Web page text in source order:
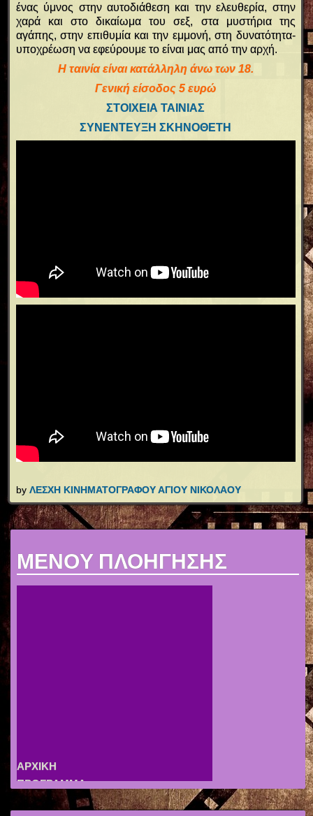
ένας ύμνος στην αυτοδιάθεση και την ελευθερία, στην
χαρά και στο δικαίωμα του σεξ, στα μυστήρια της
αγάπης, στην επιθυμία και την εμμονή, στη δυνατότητα-
υποχρέωση να εφεύρουμε το είναι μας από την αρχή.
Η ταινία είναι κατάλληλη άνω των 18.
Γενική είσοδος 5 ευρώ
ΣΤΟΙΧΕΙΑ ΤΑΙΝΙΑΣ
ΣΥΝΕΝΤΕΥΞΗ ΣΚΗΝΟΘΕΤΗ
by ΛΕΣΧΗ ΚΙΝΗΜΑΤΟΓΡΑΦΟΥ ΑΓΙΟΥ ΝΙΚΟΛΑΟΥ
MENOY ΠΛΟΗΓΗΣΗΣ
ΣΥΝΔΕΣΜΟΙ
ΑΦΙΣΕΣ
ΧΟΡΗΓΟΙ